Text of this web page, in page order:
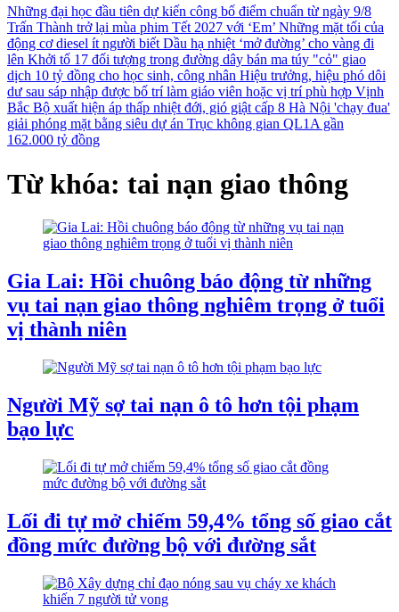
Những đại học đầu tiên dự kiến công bố điểm chuẩn từ ngày 9/8
Trấn Thành trở lại mùa phim Tết 2027 với ‘Em’ Những mặt tối của
động cơ diesel ít người biếtDầu hạ nhiệt ‘mở đường’ cho vàng đi
lên Khởi tố 17 đối tượng trong đường dây bán ma túy "cỏ" giao
dịch 10 tỷ đồng cho học sinh, công nhân Hiệu trưởng, hiệu phó dôi
dư sau sáp nhập được bố trí làm giáo viên hoặc vị trí phù hợp Vịnh
Bắc Bộ xuất hiện áp thấp nhiệt đới, gió giật cấp 8 Hà Nội 'chạy đua'
giải phóng mặt bằng siêu dự án Trục không gian QL1A gần
162.000 tỷ đồng
Từ khóa: tai nạn giao thông
Gia Lai: Hồi chuông báo động từ những
vụ tai nạn giao thông nghiêm trọng ở tuổi
vị thành niên
Người Mỹ sợ tai nạn ô tô hơn tội phạm
bạo lực
Lối đi tự mở chiếm 59,4% tổng số giao cắt
đồng mức đường bộ với đường sắt